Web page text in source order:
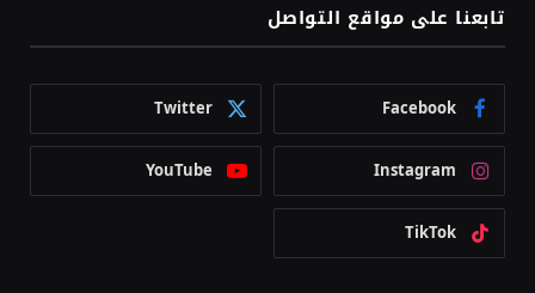
تابعنا على مواقع التواصل
Facebook
Twitter
Instagram
YouTube
TikTok